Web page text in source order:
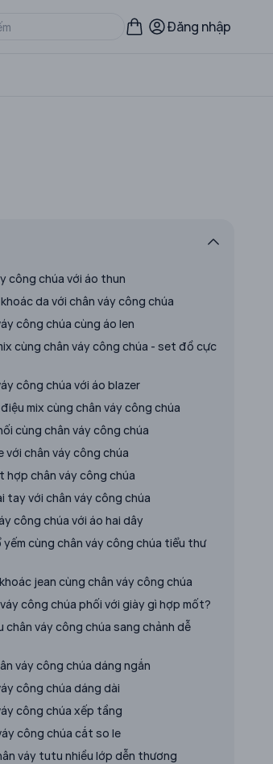
Đăng nhập
công chúa với áo thun
da với chân váy công chúa
công chúa cùng áo len
cùng chân váy công chúa - set đồ cực
công chúa với áo blazer
mix cùng chân váy công chúa
cùng chân váy công chúa
với chân váy công chúa
hợp chân váy công chúa
tay với chân váy công chúa
công chúa với áo hai dây
yếm cùng chân váy công chúa tiểu thư
jean cùng chân váy công chúa
công chúa phối với giày gì hợp mốt?
chân váy công chúa sang chảnh dễ
váy công chúa dáng ngắn
công chúa dáng dài
công chúa xếp tầng
công chúa cắt so le
váy tutu nhiều lớp dễn thương